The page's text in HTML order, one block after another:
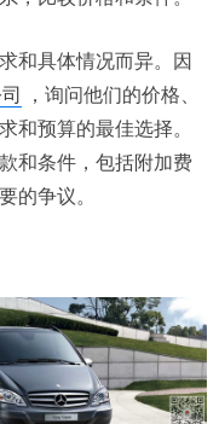
具体情况而异。因
，询问他们的价格、
和预算的最佳选择。
和条件，包括附加费
的争议。